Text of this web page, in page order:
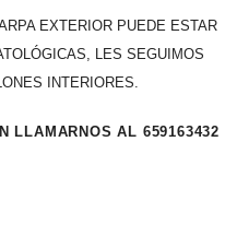
EXTERIOR PUEDE ESTAR
LES SEGUIMOS
INTERIORES.
LLAMARNOS AL 659163432